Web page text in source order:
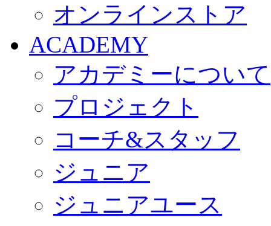
オンラインストア
ACADEMY
アカデミーについて
プロジェクト
コーチ&スタッフ
ジュニア
ジュニアユース